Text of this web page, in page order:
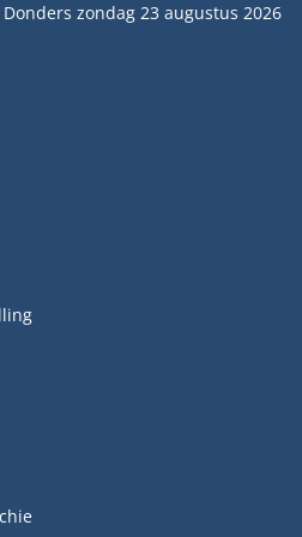
zondag 23 augustus 2026